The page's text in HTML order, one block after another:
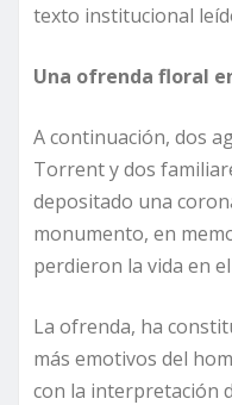
texto institucional
Una ofrenda floral
A continuación, dos
Torrent y dos
depositado una
monumento, en
perdieron la vida en
La ofrenda, ha
más emotivos del
con la interpretación